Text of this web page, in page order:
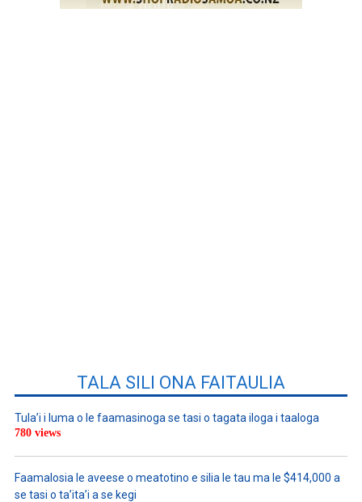
TALA SILI ONA FAITAULIA
Tula’i i luma o le faamasinoga se tasi o tagata iloga i taaloga
780 views
Faamalosia le aveese o meatotino e silia le tau ma le $414,000 a
se tasi o ta’ita’i a se kegi